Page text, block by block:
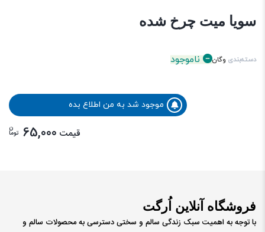
سویا میت چرخ شده
دسته‌بندی وگان ناموجود
موجود شد به من اطلاع بده
قیمت 65,000 توما
ن
فروشگاه آنلاین اُرگت
با توجه به اهمیت سبک زندگی سالم و سختی دسترسی به محصولات سالم و